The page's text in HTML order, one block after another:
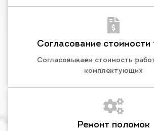
Согласование стоимости
Согласовываем стоимость
комплектующих
Ремонт поломок